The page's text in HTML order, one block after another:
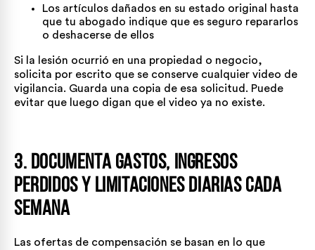
Los artículos dañados en su estado original hasta
que tu abogado indique que es seguro repararlos
o deshacerse de ellos
Si la lesión ocurrió en una propiedad o negocio,
solicita por escrito que se conserve cualquier video de
vigilancia. Guarda una copia de esa solicitud. Puede
evitar que luego digan que el video ya no existe.
3. Documenta Gastos, Ingresos
Perdidos y Limitaciones Diarias Cada
Semana
Las ofertas de compensación se basan en lo que